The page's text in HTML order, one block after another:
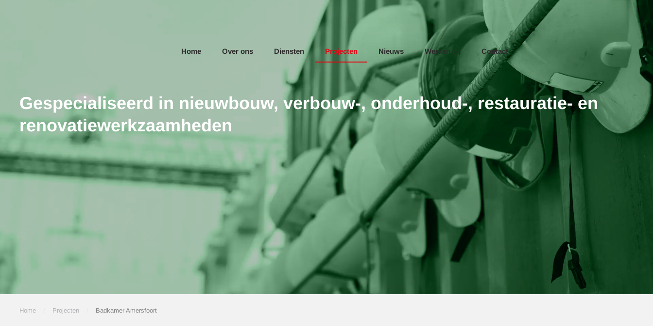
Home Over ons Diensten Projecten Nieuws Werken bij Contact
Gespecialiseerd in nieuwbouw, verbouw-, onderhoud-, restauratie- en
renovatiewerkzaamheden
Home Projecten Badkamer Amersfoort